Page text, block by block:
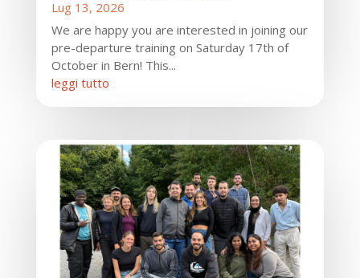
Lug 13, 2026
We are happy you are interested in joining our
pre-departure training on Saturday 17th of
October in Bern! This...
leggi tutto